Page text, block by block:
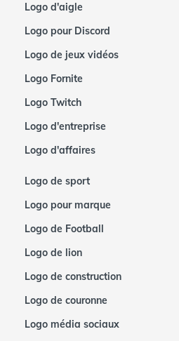
Logo d'aigle
Logo pour Discord
Logo de jeux vidéos
Logo Fornite
Logo Twitch
Logo d'entreprise
Logo d'affaires
Logo de sport
Logo pour marque
Logo de Football
Logo de lion
Logo de construction
Logo de couronne
Logo média sociaux